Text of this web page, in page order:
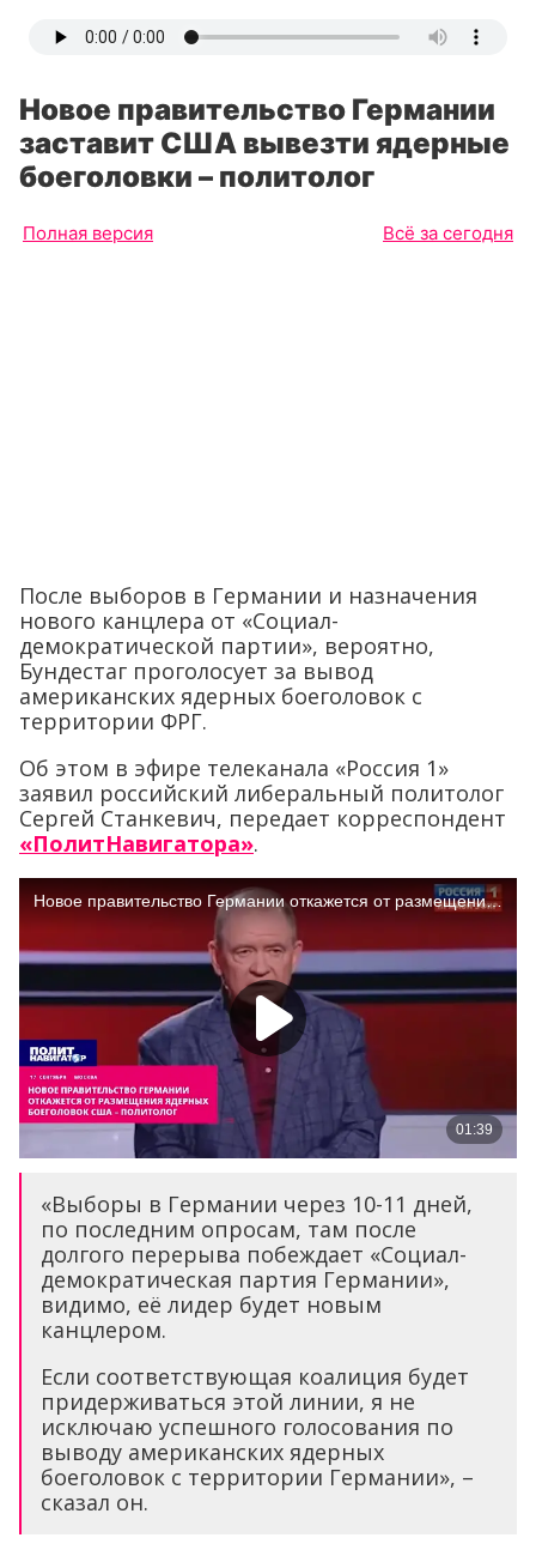
Новое правительство Германии
заставит США вывезти ядерные
боеголовки – политолог
Полная версия Всё за сегодня
После выборов в Германии и назначения
нового канцлера от «Социал-
демократической партии», вероятно,
Бундестаг проголосует за вывод
американских ядерных боеголовок с
территории ФРГ.
Об этом в эфире телеканала «Россия 1»
заявил российский либеральный политолог
Сергей Станкевич, передает корреспондент
«ПолитНавигатора».
«Выборы в Германии через 10-11 дней,
по последним опросам, там после
долгого перерыва побеждает «Социал-
демократическая партия Германии»,
видимо, её лидер будет новым
канцлером.
Если соответствующая коалиция будет
придерживаться этой линии, я не
исключаю успешного голосования по
выводу американских ядерных
боеголовок с территории Германии», –
сказал он.